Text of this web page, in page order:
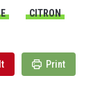
CITRON
Print